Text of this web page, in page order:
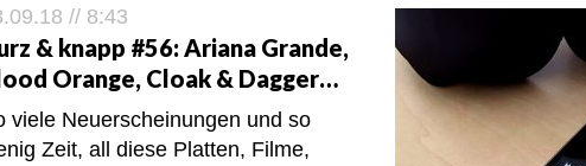
// 8:43
& knapp #56: Ariana Grande,
Orange, Cloak & Dagger…
viele Neuerscheinungen und so
Zeit, all diese Platten, Filme,